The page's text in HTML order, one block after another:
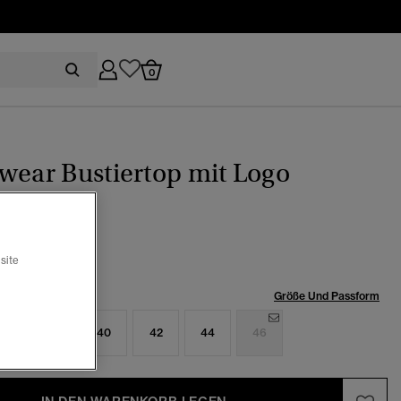
0
Bustiertop mit Logo
Größe Und Passform
40 42 44 46